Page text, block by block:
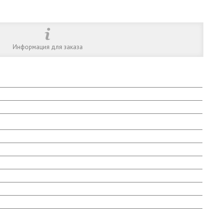
Информация для заказа